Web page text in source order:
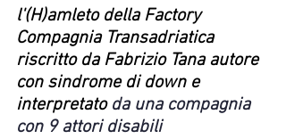
l'(H)amleto della Factory
Compagnia Transadriatica
riscritto da Fabrizio Tana autore
con sindrome di down e
interpretato da una compagnia
con 9 attori disabili